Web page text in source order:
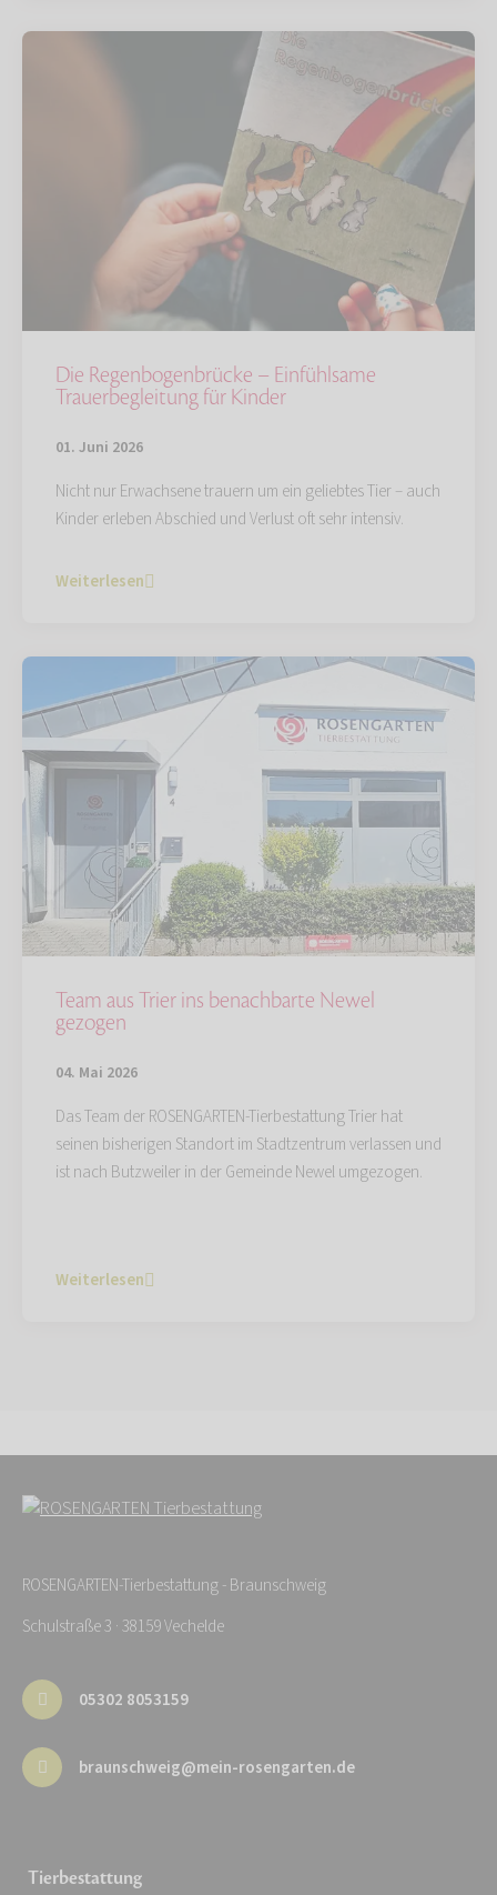
Die Regenbogenbrücke – Einfühlsame
Trauerbegleitung für Kinder
01. Juni 2026
Nicht nur Erwachsene trauern um ein geliebtes Tier – auch
Kinder erleben Abschied und Verlust oft sehr intensiv.
Weiterlesen
Team aus Trier ins benachbarte Newel
gezogen
04. Mai 2026
Das Team der ROSENGARTEN-Tierbestattung Trier hat
seinen bisherigen Standort im Stadtzentrum verlassen und
ist nach Butzweiler in der Gemeinde Newel umgezogen.
Weiterlesen
ROSENGARTEN-Tierbestattung - Braunschweig
Schulstraße 3 · 38159 Vechelde
05302 8053159
braunschweig@mein-rosengarten.de
Tierbestattung